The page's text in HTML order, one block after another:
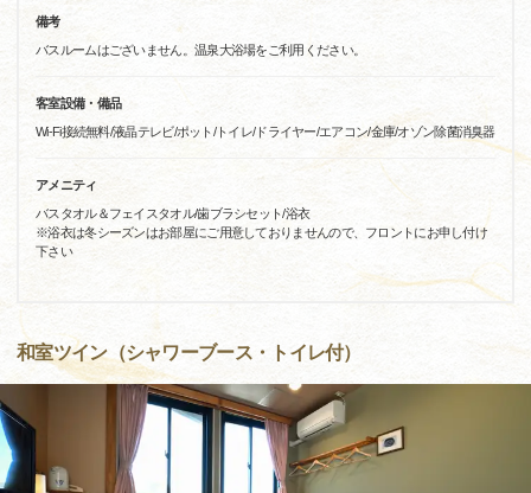
備考
バスルームはございません。温泉大浴場をご利用ください。
客室設備・備品
Wi-Fi接続無料/液晶テレビ/ポット/トイレ/ドライヤー/エアコン/金庫/オゾン除菌消臭器
アメニティ
バスタオル＆フェイスタオル/歯ブラシセット/浴衣
※浴衣は冬シーズンはお部屋にご用意しておりませんので、フロントにお申し付け
下さい
和室ツイン（シャワーブース・トイレ付）